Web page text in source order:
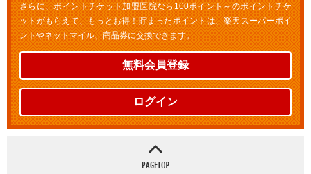
さらに、ポイントチケット加盟医院なら100ポイント～のポイントチケ
ットがもらえて、もっとお得！貯まったポイントは、楽天スーパーポイ
ントやネットマイル、商品券に交換できます。
無料会員登録
ログイン